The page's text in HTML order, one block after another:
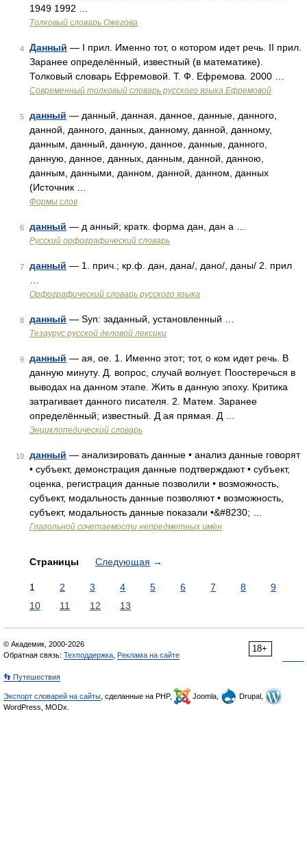
1949 1992 …
Толковый словарь Ожегова
4 Данный — I прил. Именно тот, о котором идет речь. II прил.
Заранее определённый, известный (в математике).
Толковый словарь Ефремовой. Т. Ф. Ефремова. 2000 …
Современный толковый словарь русского языка Ефремовой
5 данный — данный, данная, данное, данные, данного,
данной, данного, данных, данному, данной, данному,
данным, данный, данную, данное, данные, данного,
данную, данное, данных, данным, данной, данною,
данным, данными, данном, данной, данном, данных
(Источник …
Формы слов
6 данный — д анный; кратк. форма дан, дан а …
Русский орфографический словарь
7 данный — 1. прич.; кр.ф. дан, дана/, дано/, даны/ 2. прил
Орфографический словарь русского языка
8 данный — Syn: заданный, установленный …
Тезаурус русской деловой лексики
9 данный — ая, ое. 1. Именно этот; тот, о ком идет речь. В
данную минуту. Д. вопрос, случай волнует. Поостеречься в
выводах на данном этапе. Жить в данную эпоху. Критика
затрагивает данного писателя. 2. Матем. Заранее
определённый; известный. Д ая прямая. Д …
Энциклопедический словарь
10 данный — анализировать данные • анализ данные говорят
• субъект, демонстрация данные подтверждают • субъект,
оценка, регистрация данные позволили • возможность,
субъект, модальность данные позволяют • возможность,
субъект, модальность данные показали •&#8230; …
Глагольной сочетаемости непредметных имён
Страницы Следующая →
1 2 3 4 5 6 7 8
9
10
11 12 13
18+
© Академик, 2000-2026
Обратная связь: Техподдержка Реклама на сайте
👣 Путешествия
Экспорт словарей на сайты , сделанные на PHP, Joomla,
Drupal,
WordPress, MODx.